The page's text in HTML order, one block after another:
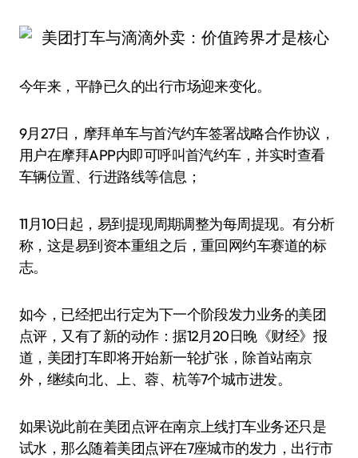
今年来，平静已久的出行市场迎来变化。
9月27日，摩拜单车与首汽约车签署战略合作协议，
用户在摩拜APP内即可呼叫首汽约车，并实时查看
车辆位置、行进路线等信息；
11月10日起，易到提现周期调整为每周提现。有分析
称，这是易到资本重组之后，重回网约车赛道的标
志。
如今，已经把出行定为下一个阶段发力业务的美团
点评，又有了新的动作：据12月20日晚《财经》报
道，美团打车即将开始新一轮扩张，除首站南京
外，继续向北、上、蓉、杭等7个城市进发。
如果说此前在美团点评在南京上线打车业务还只是
试水，那么随着美团点评在7座城市的发力，出行市